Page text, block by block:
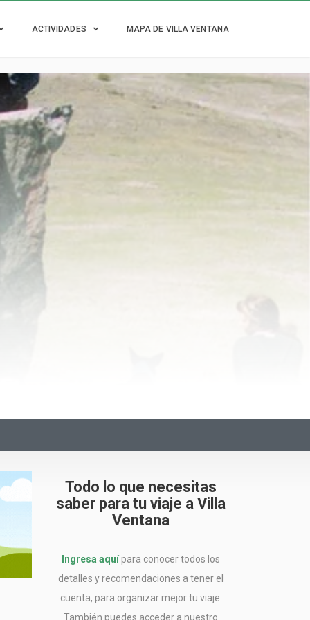
ACTIVIDADES MAPA DE VILLA VENTANA
Todo lo que necesitas
saber para tu viaje a Villa
Ventana
Ingresa aquípara conocer todos los
detalles y recomendaciones a tener el
cuenta, para organizar mejor tu viaje.
También puedes acceder a nuestro